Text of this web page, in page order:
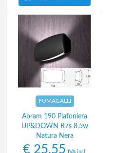
FUMAGALLI
Abram 190 Plafoniera
UP&DOWN R7s 8,5w
Natura Nera
€25,55